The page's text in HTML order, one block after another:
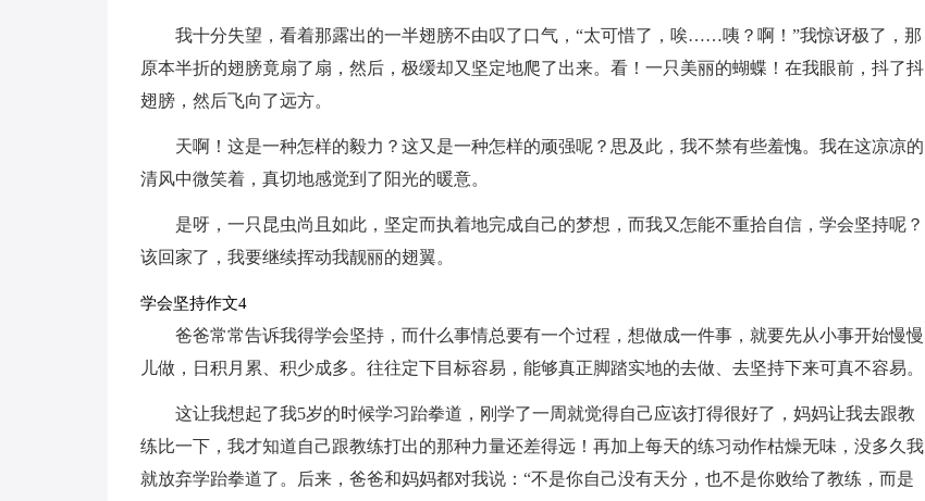
我十分失望，看着那露出的一半翅膀不由叹了口气，“太可惜了，唉……咦？啊！”我惊讶极了，那
原本半折的翅膀竟扇了扇，然后，极缓却又坚定地爬了出来。看！一只美丽的蝴蝶！在我眼前，抖了抖
翅膀，然后飞向了远方。
天啊！这是一种怎样的毅力？这又是一种怎样的顽强呢？思及此，我不禁有些羞愧。我在这凉凉的
清风中微笑着，真切地感觉到了阳光的暖意。
是呀，一只昆虫尚且如此，坚定而执着地完成自己的梦想，而我又怎能不重拾自信，学会坚持呢？
该回家了，我要继续挥动我靓丽的翅翼。
学会坚持作文4
爸爸常常告诉我得学会坚持，而什么事情总要有一个过程，想做成一件事，就要先从小事开始慢慢
儿做，日积月累、积少成多。往往定下目标容易，能够真正脚踏实地的去做、去坚持下来可真不容易。
这让我想起了我5岁的时候学习跆拳道，刚学了一周就觉得自己应该打得很好了，妈妈让我去跟教
练比一下，我才知道自己跟教练打出的那种力量还差得远！再加上每天的练习动作枯燥无味，没多久我
就放弃学跆拳道了。后来，爸爸和妈妈都对我说：“不是你自己没有天分，也不是你败给了教练，而是